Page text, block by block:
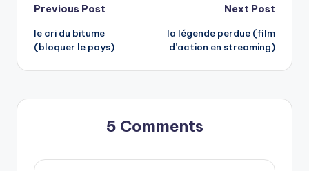
Post
navigation
Previous Post
le cri du bitume
(bloquer le pays)
Next Post
la légende perdue (film
d’action en streaming)
5 Comments